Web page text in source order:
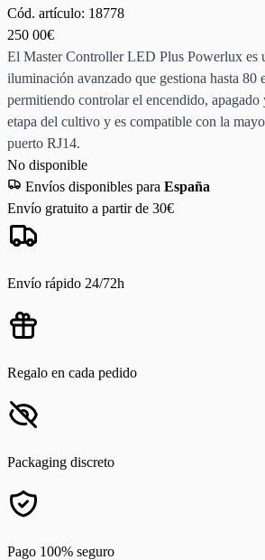
Cód. artículo: 18778
250 00€
El Master Controller LED Plus Powerlux es
iluminación avanzado que gestiona hasta 80
permitiendo controlar el encendido, apagado
etapa del cultivo y es compatible con la
puerto RJ14.
No disponible
Envíos disponibles para España
Envío gratuito a partir de 30€
Envío rápido 24/72h
Regalo en cada pedido
Packaging discreto
Pago 100% seguro